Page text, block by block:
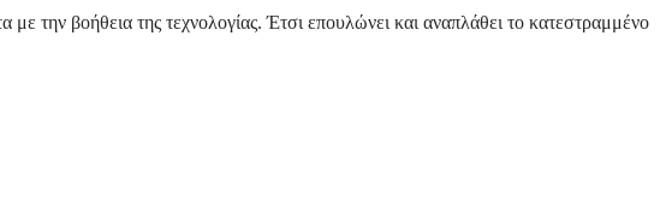
την βοήθεια της τεχνολογίας. Έτσι επουλώνει και αναπλάθει το κατεστραμμένο